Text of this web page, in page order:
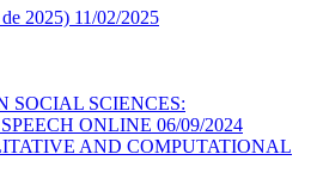
2025) 11/02/2025
SOCIAL SCIENCES:
ONLINE 06/09/2024
AND COMPUTATIONAL